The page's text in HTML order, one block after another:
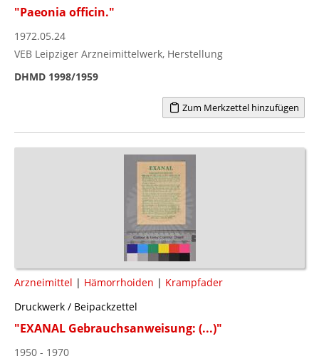
"Paeonia officin."
1972.05.24
VEB Leipziger Arzneimittelwerk, Herstellung
DHMD 1998/1959
Zum Merkzettel hinzufügen
Arzneimittel | Hämorrhoiden | Krampfader
Druckwerk / Beipackzettel
"EXANAL Gebrauchsanweisung: (...)"
1950 - 1970